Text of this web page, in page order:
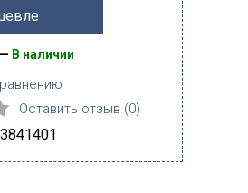
В наличии
Оставить отзыв (0)